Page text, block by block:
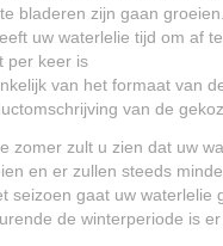
bladeren zijn gaan
uw waterlelie tijd om af
per keer is
van het formaat van
van de
zomer zult u zien dat uw
en er zullen steeds
seizoen gaat uw waterlelie
de winterperiode is